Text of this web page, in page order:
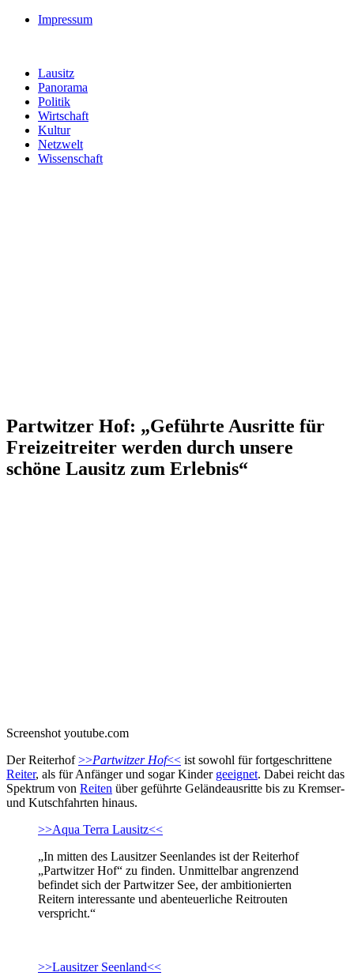
Impressum
Lausitz
Panorama
Politik
Wirtschaft
Kultur
Netzwelt
Wissenschaft
Partwitzer Hof: „Geführte Ausritte für
Freizeitreiter werden durch unsere
schöne Lausitz zum Erlebnis“
Screenshot youtube.com
Der Reiterhof>>Partwitzer Hof<< ist sowohl für fortgeschrittene
Reiter, als für Anfänger und sogar Kinder geeignet. Dabei reicht das
Spektrum von Reiten über geführte Geländeausritte bis zu Kremser-
und Kutschfahrten hinaus.
>>Aqua Terra Lausitz<<
„In mitten des Lausitzer Seenlandes ist der Reiterhof
„Partwitzer Hof“ zu finden. Unmittelbar angrenzend
befindet sich der Partwitzer See, der ambitionierten
Reitern interessante und abenteuerliche Reitrouten
verspricht.“
>>Lausitzer Seenland<<